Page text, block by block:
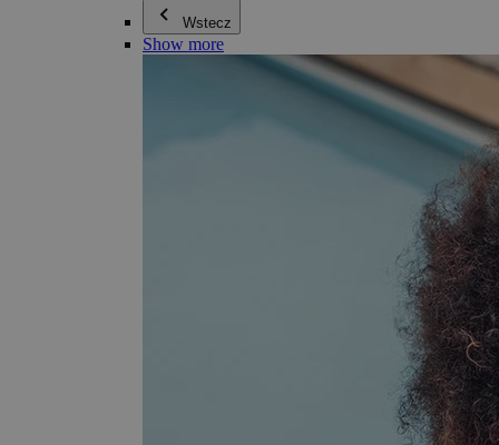
Wstecz
Show more